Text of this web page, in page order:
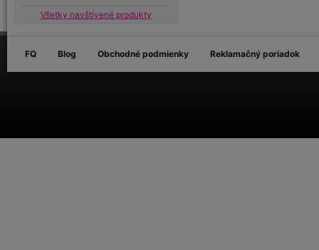
Všetky navštívené produkty
FQ Blog Obchodné podmienky Reklamačný poriadok